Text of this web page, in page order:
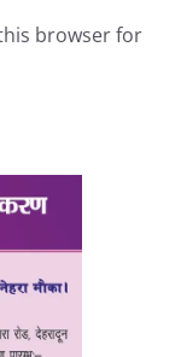
browser for